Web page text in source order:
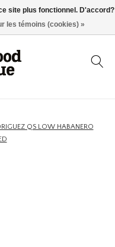
QS LOW HABANERO
site plus fonctionnel. D'accord?
les témoins (cookies) »